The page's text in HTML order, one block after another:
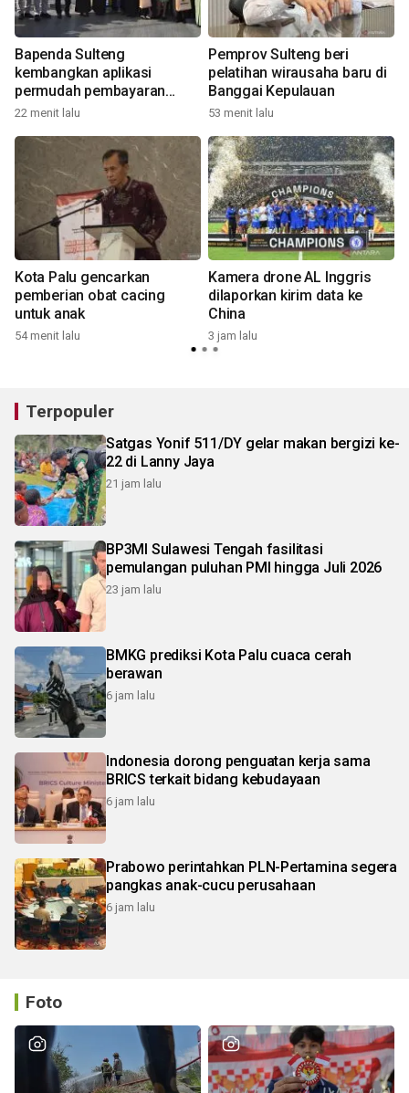
Bapenda Sulteng
kembangkan aplikasi
permudah pembayaran
pajak bermotor
22 menit lalu
Pemprov Sulteng beri
pelatihan wirausaha baru di
Banggai Kepulauan
53 menit lalu
Kota Palu gencarkan
pemberian obat cacing
untuk anak
54 menit lalu
Kamera drone AL Inggris
dilaporkan kirim data ke
China
3 jam lalu
Terpopuler
Satgas Yonif 511/DY gelar makan bergizi ke-
22 di Lanny Jaya
21 jam lalu
BP3MI Sulawesi Tengah fasilitasi
pemulangan puluhan PMI hingga Juli 2026
23 jam lalu
BMKG prediksi Kota Palu cuaca cerah
berawan
6 jam lalu
Indonesia dorong penguatan kerja sama
BRICS terkait bidang kebudayaan
6 jam lalu
Prabowo perintahkan PLN-Pertamina segera
pangkas anak-cucu perusahaan
6 jam lalu
Foto